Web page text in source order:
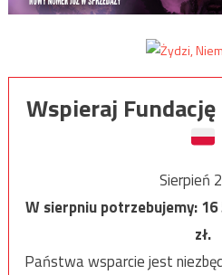
Wspieraj
Sierpień
W sierpniu potrzebujemy:
zł.
Państwa wsparcie jest